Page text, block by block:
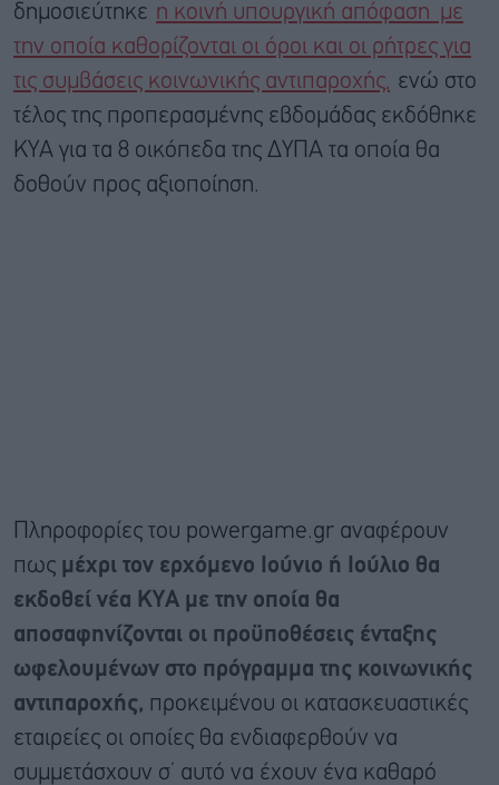
δημοσιεύτηκε η κοινή υπουργική απόφαση με
την οποία καθορίζονται οι όροι και οι ρήτρες για
τις συμβάσεις κοινωνικής αντιπαροχής, ενώ στο
τέλος της προπερασμένης εβδομάδας εκδόθηκε
ΚΥΑ για τα 8 οικόπεδα της ΔΥΠΑ τα οποία θα
δοθούν προς αξιοποίηση.
Πληροφορίες του powergame.gr αναφέρουν
πως μέχρι τον ερχόμενο Ιούνιο ή Ιούλιο θα
εκδοθεί νέα ΚΥΑ με την οποία θα
αποσαφηνίζονται οι προϋποθέσεις ένταξης
ωφελουμένων στο πρόγραμμα της κοινωνικής
αντιπαροχής, προκειμένου οι κατασκευαστικές
εταιρείες οι οποίες θα ενδιαφερθούν να
συμμετάσχουν σ’ αυτό να έχουν ένα καθαρό